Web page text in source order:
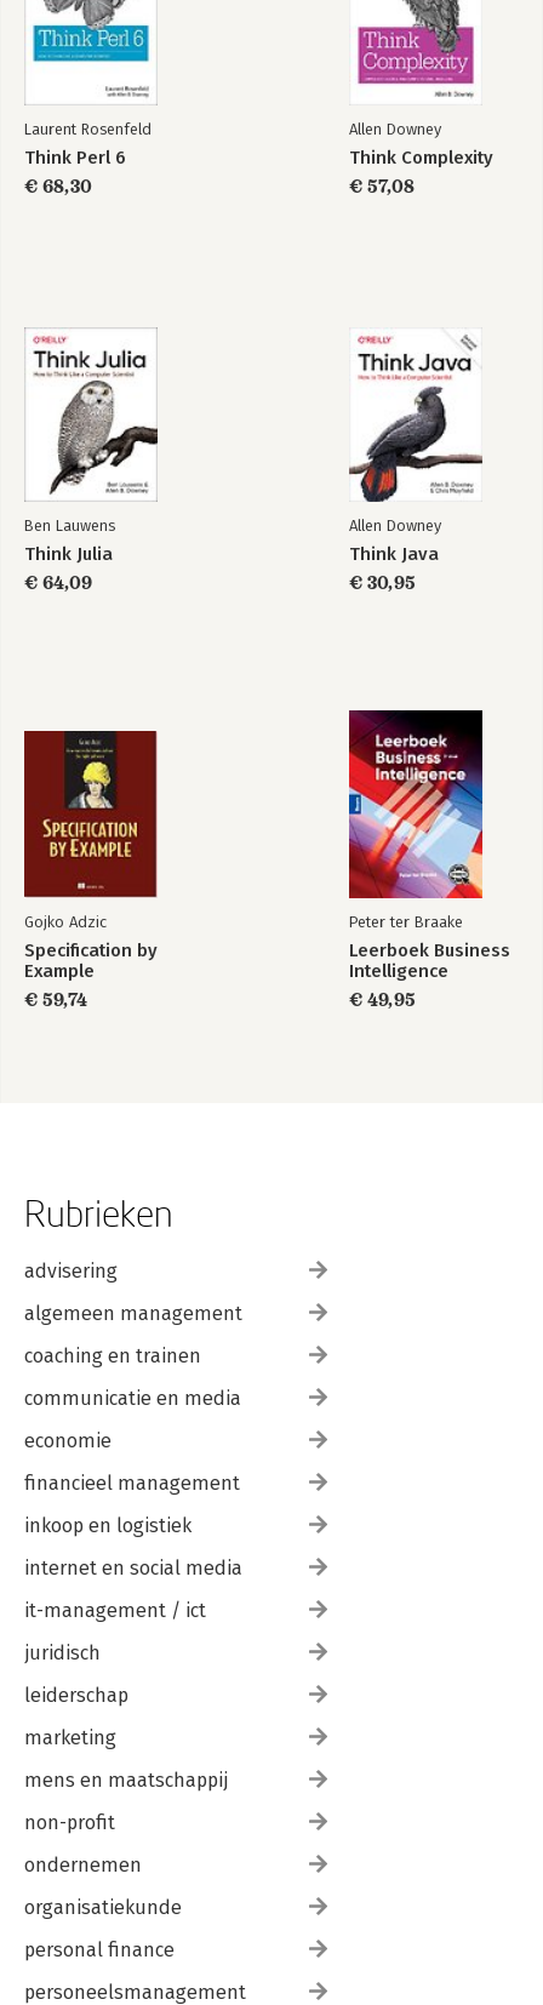
Index
Laurent Rosenfeld
Think Perl 6
€ 68,30
Allen Downey
Think Complexity
€ 57,08
Ben Lauwens
Think Julia
€ 64,09
Allen Downey
Think Java
€ 30,95
Gojko Adzic
Specification by
Example
€ 59,74
Peter ter Braake
Leerboek Business
Intelligence
€ 49,95
Rubrieken
advisering
algemeen management
coaching en trainen
communicatie en media
economie
financieel management
inkoop en logistiek
internet en social media
it-management / ict
juridisch
leiderschap
marketing
mens en maatschappij
non-profit
ondernemen
organisatiekunde
personal finance
personeelsmanagement